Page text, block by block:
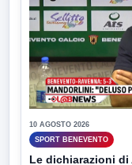
10 AGOSTO 2026
SPORT BENEVENTO
Le dichiarazioni